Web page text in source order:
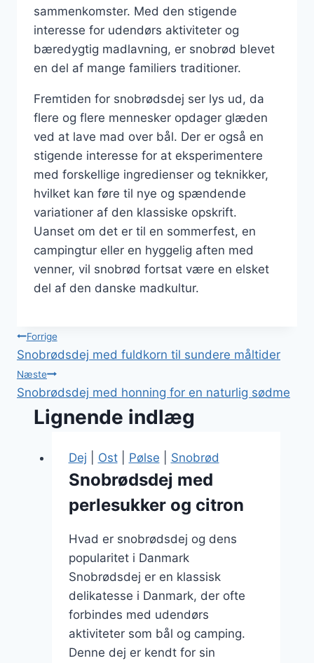
sammenkomster. Med den stigende
interesse for udendørs aktiviteter og
bæredygtig madlavning, er snobrød blevet
en del af mange familiers traditioner.
Fremtiden for snobrødsdej ser lys ud, da
flere og flere mennesker opdager glæden
ved at lave mad over bål. Der er også en
stigende interesse for at eksperimentere
med forskellige ingredienser og teknikker,
hvilket kan føre til nye og spændende
variationer af den klassiske opskrift.
Uanset om det er til en sommerfest, en
campingtur eller en hyggelig aften med
venner, vil snobrød fortsat være en elsket
del af den danske madkultur.
Indlægsnavigation
Forrige
Snobrødsdej med fuldkorn til sundere måltider
Næste
Snobrødsdej med honning for en naturlig sødme
Lignende indlæg
Dej Ost| Pølse Snobrød
Snobrødsdej med
perlesukker og citron
Hvad er snobrødsdej og dens
popularitet i Danmark
Snobrødsdej er en klassisk
delikatesse i Danmark, der ofte
forbindes med udendørs
aktiviteter som bål og camping.
Denne dej er kendt for sin